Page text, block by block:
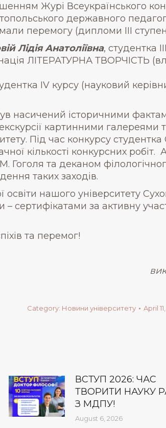
Журі Всеукраїнського
державного
перемогу (дипломи ІІІ
Лідія Анатоліївна, студентка
ЛІТЕРАТУРНА ТВОРЧІСТЬ
ІV курсу (науковий
насичений історичними
картинними
Під час конкурсу
кількості конкурсних
Гоголя та деканом
таких заходів.
освіти нашого університету
– сертифікатами за активну
та перемог!
Category: Новини університету April
ВСТУП 2026: ЧАС
ТВОРИТИ НАУКУ
З МДПУ!
August 6, 2026